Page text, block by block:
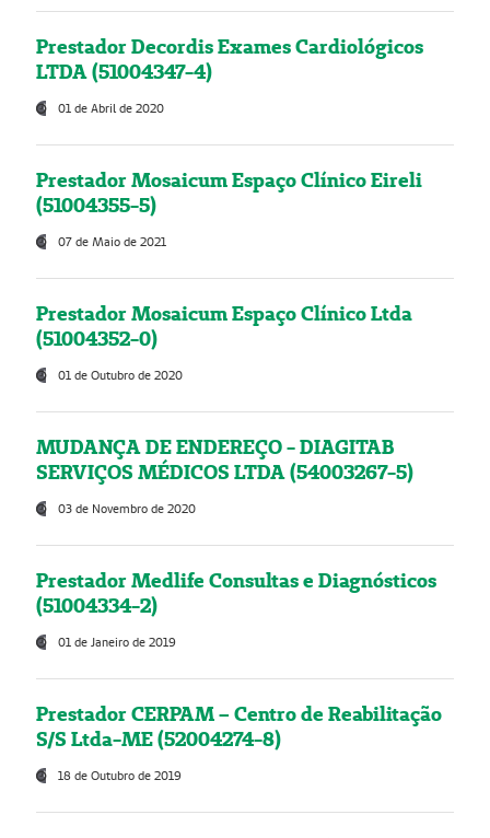
Prestador Decordis Exames Cardiológicos
LTDA (51004347-4)
01 de Abril de 2020
Prestador Mosaicum Espaço Clínico Eireli
(51004355-5)
07 de Maio de 2021
Prestador Mosaicum Espaço Clínico Ltda
(51004352-0)
01 de Outubro de 2020
MUDANÇA DE ENDEREÇO - DIAGITAB
SERVIÇOS MÉDICOS LTDA (54003267-5)
03 de Novembro de 2020
Prestador Medlife Consultas e Diagnósticos
(51004334-2)
01 de Janeiro de 2019
Prestador CERPAM – Centro de Reabilitação
S/S Ltda-ME (52004274-8)
18 de Outubro de 2019